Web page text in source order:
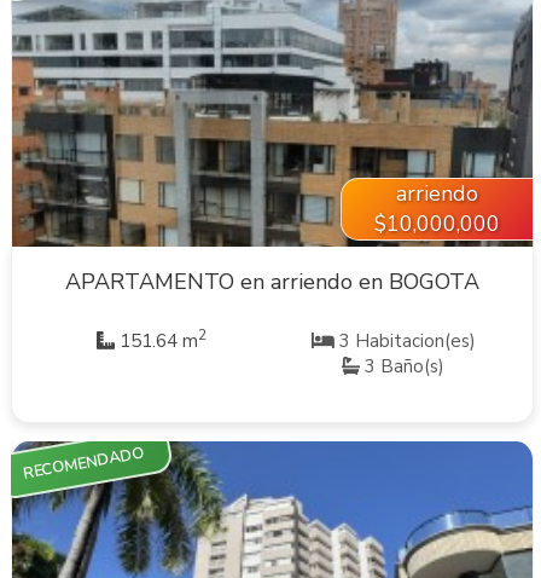
VER INMUEBLE
arriendo
$10,000,000
APARTAMENTO en arriendo en BOGOTA
151.64 m2
3 Habitacion(es)
3 Baño(s)
RECOMENDADO